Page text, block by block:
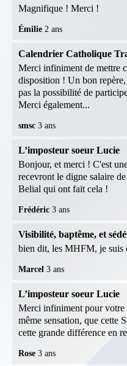
Magnifique ! Merci !
Émilie 2 ans
Calendrier Catholique
Merci infiniment de mettre
disposition ! Un bon
pas la possibilité de
Merci également...
smsc 3 ans
L’imposteur soeur Lucie
Bonjour, et merci ! C'est
recevront le digne salaire
Belial qui ont fait cela !
Frédéric 3 ans
Visibilité, baptême, et
bien dit, les MHFM, je suis
Marcel 3 ans
L’imposteur soeur Lucie
Merci infiniment pour votre
même sensation, que cette
cette grande différence en
Rose 3 ans